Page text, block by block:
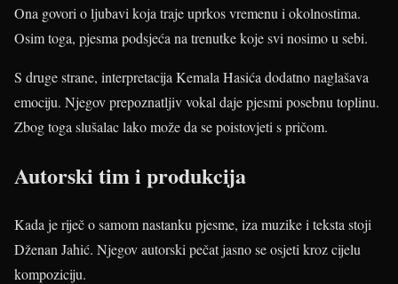
Ona govori o ljubavi koja traje uprkos vremenu i okolnostima.
Osim toga, pjesma podsjeća na trenutke koje svi nosimo u sebi.
S druge strane, interpretacija Kemala Hasića dodatno naglašava
emociju. Njegov prepoznatljiv vokal daje pjesmi posebnu toplinu.
Zbog toga slušalac lako može da se poistovjeti s pričom.
Autorski tim i produkcija
Kada je riječ o samom nastanku pjesme, iza muzike i teksta stoji
Dženan Jahić. Njegov autorski pečat jasno se osjeti kroz cijelu
kompoziciju.